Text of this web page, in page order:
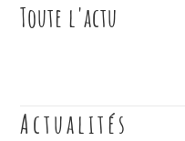
Toute l'actu
Actualités